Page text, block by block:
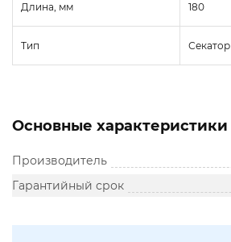
Длина, мм 180
Тип Секатор
Основные характеристики
Производитель
Гарантийный срок